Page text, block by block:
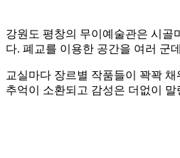
강원도 평창의 무이예술관은 시골
다. 폐교를 이용한 공간을 여러 군
교실마다 장르별 작품들이 꽉꽉
추억이 소환되고 감성은 더없이